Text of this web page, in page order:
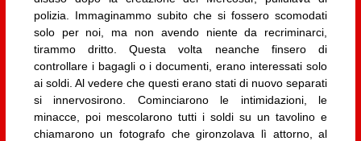
polizia. Immaginammo subito che si fossero scomodati
solo per noi, ma non avendo niente da recriminarci,
tirammo dritto. Questa volta neanche finsero di
controllare i bagagli o i documenti, erano interessati solo
ai soldi. Al vedere che questi erano stati di nuovo separati
si innervosirono. Cominciarono le intimidazioni, le
minacce, poi mescolarono tutti i soldi su un tavolino e
chiamarono un fotografo che gironzolava lì attorno, al